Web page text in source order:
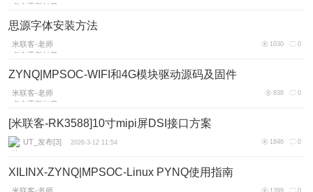
点击重新加载
思源字体安装方法
米联客-老师
点击重新加载
0
1030
ZYNQ|MPSOC-WIFI和4G模块驱动源码及固件
米联客-老师
点击重新加载
0
838
[米联客-RK3588]10寸mipi屏DSI接口方案
UT_发布[3] 2026-3-12 11:54 0
1846
XILINX-ZYNQ|MPSOC-Linux PYNQ使用指南
0
1399